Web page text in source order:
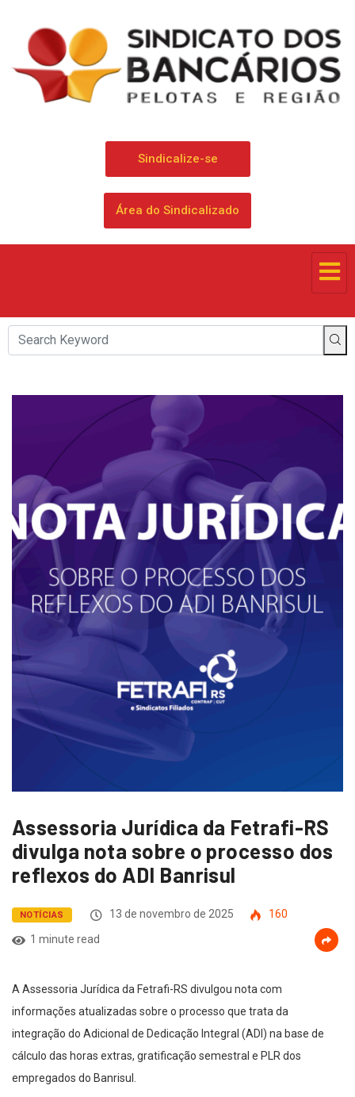
Sindicalize-se
Área do Sindicalizado
Assessoria Jurídica da Fetrafi-RS
divulga nota sobre o processo dos
reflexos do ADI Banrisul
NOTÍCIAS 13 de novembro de 2025
160
1 minute read
A Assessoria Jurídica da Fetrafi-RS divulgou nota com
informações atualizadas sobre o processo que trata da
integração do Adicional de Dedicação Integral (ADI) na base de
cálculo das horas extras, gratificação semestral e PLR dos
empregados do Banrisul.